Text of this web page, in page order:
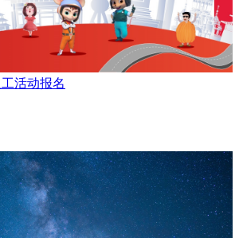
活动报名